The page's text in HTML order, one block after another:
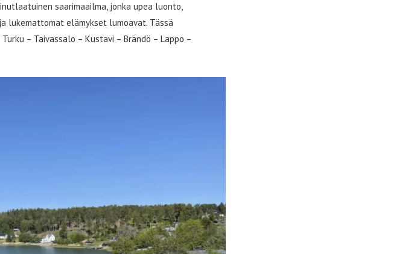
saarimaailma, jonka upea luonto,
lukemattomat elämykset lumoavat. Tässä
– Taivassalo – Kustavi – Brändö – Lappo –